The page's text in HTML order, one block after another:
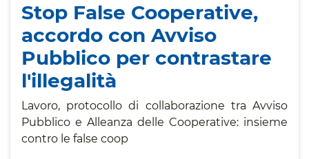
Stop False Cooperative,
accordo con Avviso
Pubblico per contrastare
l'illegalità
Lavoro, protocollo di collaborazione tra Avviso
Pubblico e Alleanza delle Cooperative: insieme
contro le false coop